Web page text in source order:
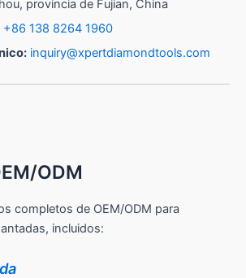
provincia de Fujian, China
+86 138 8264 1960
inquiry@xpertdiamondtools.com
ODM
completos de OEM/ODM para
incluidos: